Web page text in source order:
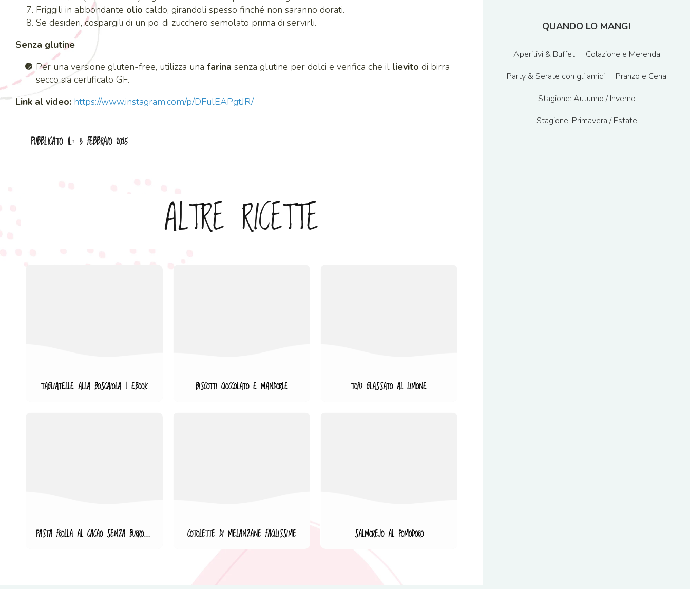
Friggili in abbondante olio caldo, girandoli spesso finché non saranno dorati.
Se desideri, cospargili di un po’ di zucchero semolato prima di servirli.
Senza glutine
Per una versione gluten-free, utilizza una farina senza glutine per dolci e verifica che il lievito di birra
secco sia certificato GF.
Link al video: https://www.instagram.com/p/DFulEAPgtJR/
PUBBLICATO IL: 3 FEBBRAIO 2025
ALTRE RICETTE
TAGLIATELLE ALLA BOSCAIOLA | EBOOK BISCOTTI CIOCCOLATO E MANDORLE TOFU GLASSATO AL LIMONE
PASTA FROLLA AL CACAO SENZA BURRO NÉ UOVA COTOLETTE DI MELANZANE FACILISSIME SALMOREJO AL POMODORO
QUANDO LO MANGI
Aperitivi & Buffet
Colazione e Merenda
Party & Serate con gli amici
Pranzo e Cena
Stagione: Autunno / Inverno
Stagione: Primavera / Estate